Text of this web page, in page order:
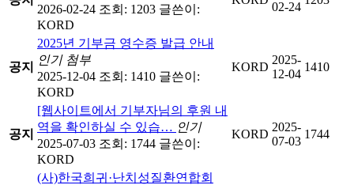
2026-02-24 조회: 1203 글쓴이:
KORD
02-24
공지
2025년 기부금 영수증 발급 안내
인기 첨부
2025-12-04 조회: 1410 글쓴이:
KORD
KORD
2025-
12-04
1410
공지
[웹사이트에서 기부자님의 후원 내
역을 확인하실 수 있습… 인기
2025-07-03 조회: 1744 글쓴이:
KORD
KORD
2025-
07-03
1744
(사)한국희귀·난치성질환연합회